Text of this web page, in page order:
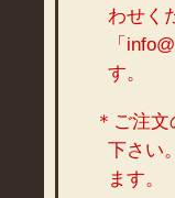
わせく
「
す。
＊ご注
下さい
ます。